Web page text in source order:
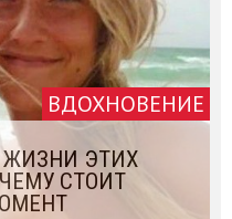
ВДОХНОВЕНИЕ
ЖИЗНИ ЭТИХ
СТОИТ